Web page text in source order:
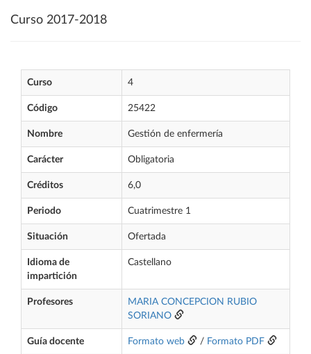
Curso 2017-2018
Curso 4
Código 25422
Nombre Gestión de enfermería
Carácter Obligatoria
Créditos 6,0
Periodo Cuatrimestre 1
Situación Ofertada
Idioma de
impartición
Castellano
Profesores
MARIA CONCEPCION RUBIO
SORIANO
Guía docente Formato web / Formato PDF